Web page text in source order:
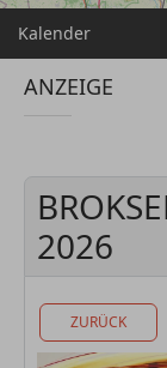
Kalender
ANZEIGE
2026
ZURÜCK